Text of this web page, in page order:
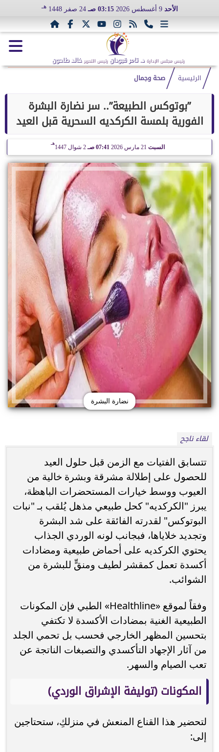
الأحد 9 أغسطس 2026 03:15 صـ 24 صفر 1448 هـ
رئيس مجلس الإدارة د. تامر قبودان رئيس التحرير خالد طاحون
الرئيسية صحة وجمال
”بوتوكس الطبيعة”.. سر نضارة البشرة
الفورية بلمسة الكركديه السحرية قبل العيد
السبت 07:41 صـ 2 شوال 1447
هـ
نضارة البشرة
لقاء ناجح
تتسابق الفتيات مع الزمن قبل حلول العيد
للحصول على إطلالة مشرقة وبشرة خالية من
العيوب ووسط خيارات المستحضرات الباهظة،
يبرز "الكركديه" كحل طبيعي مذهل يُلقب بـ "نبات
البوتوكس" لقدرته الفائقة على شد البشرة
وتجديد خلاياها، فبجانب لونه الوردي الجذاب
يحتوي الكركديه على أحماض طبيعية ومضادات
أكسدة تعمل كمقشر لطيف ومنقٍّ للبشرة من
الشوائب.
وفقاً لموقع «Healthline» الطبي فإن المكونات
الطبيعية الغنية بمضادات الأكسدة لا تكتفي
بتحسين المظهر الخارجي فحسب بل تحمي الجلد
من آثار الإجهاد التأكسدي والتصبغات الناتجة عن
تعب الصيام والسهر.
المكونات (توليفة الإشراق الوردي)
لتحضير هذا القناع المنعش في منزلكِ، ستحتاجين
إلى: